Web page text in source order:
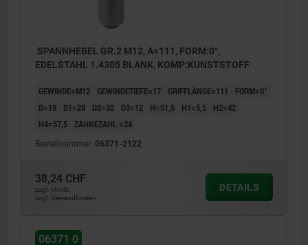
SPANNHEBEL GR.2 M12, A=111, FORM:0°,
EDELSTAHL 1.4305 BLANK, KOMP:KUNSTSTOFF
GEWINDE=M12 GEWINDETIEFE=17 GRIFFLÄNGE=111
FORM=0°
D=19
D1=28 D2=32 D3=12 H=51,5 H1=5,5
H2=42
H4=57,5 ZÄHNEZAHL =24
Bestellnummer: 06371-2122
38,24 CHF
zzgl. MwSt.
zzgl. Versandkosten
DETAILS
06371 0